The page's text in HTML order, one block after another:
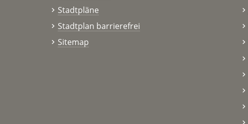
Stadtpläne
Stadtplan barrierefrei
Sitemap